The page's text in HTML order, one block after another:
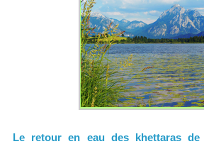
Le retour en eau des khettaras